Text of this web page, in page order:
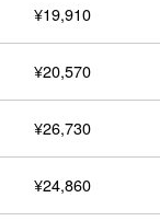
¥19,910
¥20,570
¥26,730
¥24,860